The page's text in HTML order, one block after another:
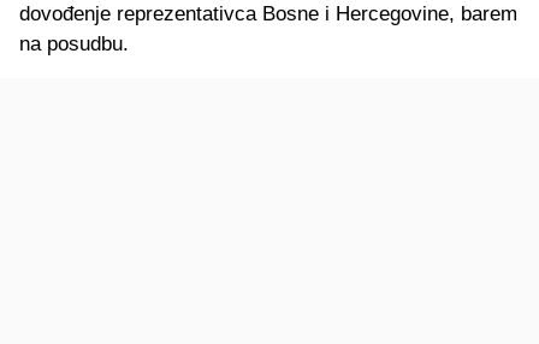
dovođenje reprezentativca Bosne i Hercegovine, barem
na posudbu.